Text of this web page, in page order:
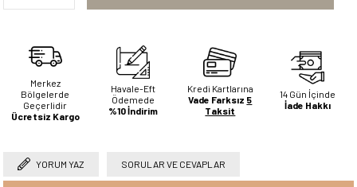
Merkez
Bölgelerde
Geçerlidir
Ücretsiz Kargo
Havale-Eft
Ödemede
%10 İndirim
Kredi Kartlarına
Vade Farksız 5
Taksit
14 Gün İçinde
İade Hakkı
YORUM YAZ SORULAR VE CEVAPLAR